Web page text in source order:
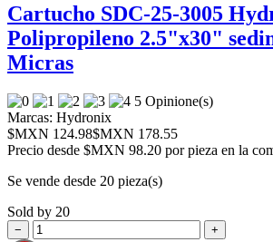
Cartucho SDC-25-3005
Polipropileno 2.5"x30"
Micras
5 Opinione(s)
Marcas: Hydronix
$MXN 124.98$MXN 178.55
Precio desde $MXN 98.20 por pieza en la
Se vende desde 20 pieza(s)
Sold by 20
− +